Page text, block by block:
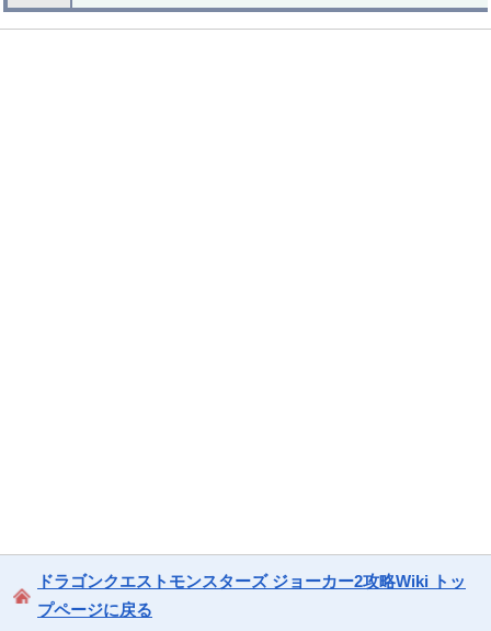
ドラゴンクエストモンスターズ ジョーカー2攻略Wiki トッ
プページに戻る